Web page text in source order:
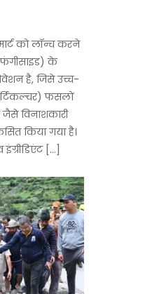
को लॉन्च करने
के
है, जिसे उच्च-
फसलों
विनाशकारी
किया गया है।
[…]